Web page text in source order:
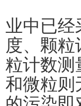
业中已经
度、颗
粒计数测
和微粒则